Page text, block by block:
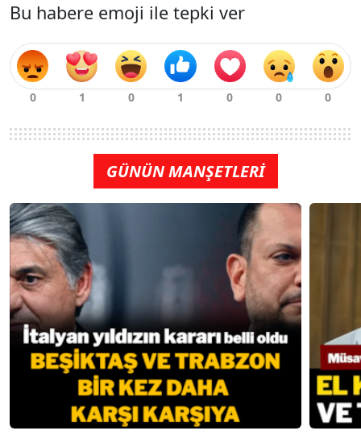
Bu habere emoji ile tepki ver
GÜNÜN MANŞETLERİ